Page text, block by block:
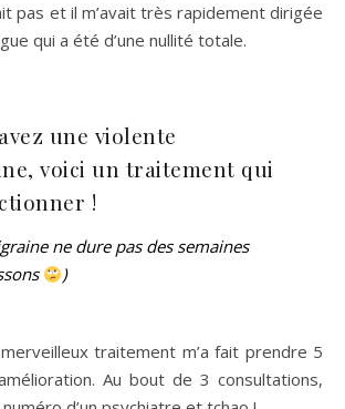
pas et il m’avait très rapidement dirigée
qui a été d’une nullité totale.
une violente
voici un traitement qui
!
ne dure pas des semaines
)
traitement m’a fait prendre 5
Au bout de 3 consultations,